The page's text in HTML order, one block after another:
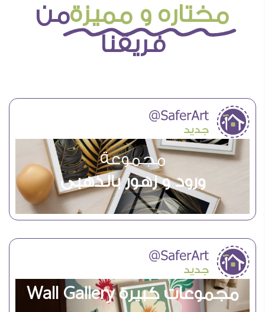
مختاره و مميزةمن
فريقنا
مجموعة
ورود و زهور بالذهبى
مجموعات كبيرة Wall Gallery